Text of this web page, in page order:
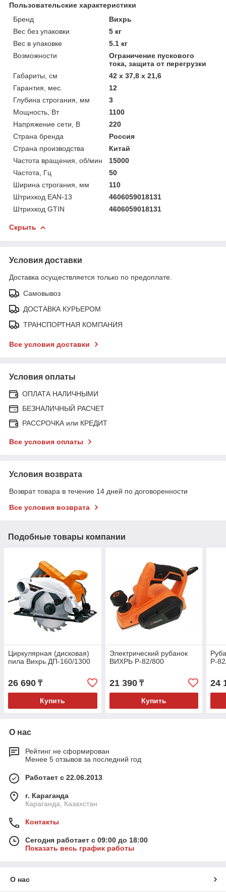
Пользовательские характеристики
Бренд
Вихрь
Вес без упаковки
5 кг
Вес в упаковке
5.1 кг
Возможности
Ограничение пускового
тока, защита от перегрузки
Габариты, см
42 х 37,8 х 21,6
Гарантия, мес.
12
Глубина строгания, мм
3
Мощность, Вт
1100
Напряжение сети, В
220
Страна бренда
Россия
Страна производства
Китай
Частота вращения, об/мин
15000
Частота, Гц
50
Ширина строгания, мм
110
Штрихкод EAN-13
4606059018131
Штрихкод GTIN
4606059018131
Скрыть
Условия доставки
Доставка осуществляется только по предоплате.
Самовывоз
ДОСТАВКА КУРЬЕРОМ
ТРАНСПОРТНАЯ КОМПАНИЯ
Все условия доставки
Условия оплаты
ОПЛАТА НАЛИЧНЫМИ
БЕЗНАЛИЧНЫЙ РАСЧЕТ
РАССРОЧКА или КРЕДИТ
Все условия оплаты
Условия возврата
Возврат товара в течение 14 дней по договоренности
Все условия возврата
Подобные товары компании
Циркулярная (дисковая)
пила Вихрь ДП-160/1300
26 690 ₸
Купить
Электрический рубанок
ВИХРЬ Р-82/800
21 390₸
Купить
Р-
24
О нас
Рейтинг не сформирован
Менее 5 отзывов за последний год
Работает с 22.06.2013
г. Караганда
Караганда, Казахстан
Контакты
Сегодня работает с 09:00 до 18:00
Показать весь график работы
О нас